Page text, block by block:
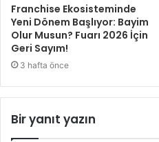
Franchise Ekosisteminde
Yeni Dönem Başlıyor: Bayim
Olur Musun? Fuarı 2026 İçin
Geri Sayım!
3 hafta önce
Bir yanıt yazın